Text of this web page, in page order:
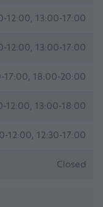
12:00, 13:00-17:00
12:00, 13:00-17:00
17:00, 18:00-20:00
12:00, 13:00-18:00
12:00, 12:30-17:00
Closed